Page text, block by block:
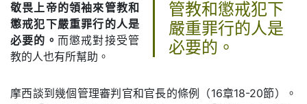
管教和懲戒犯下
嚴重罪行的人是
必要的。
敬畏上帝的領袖來管教和
懲戒犯下嚴重罪行的人是
必要的。 而懲戒對接受管
教的人也有所幫助。
摩西談到幾個管理審判官和官長的條例（16章18-20節）。